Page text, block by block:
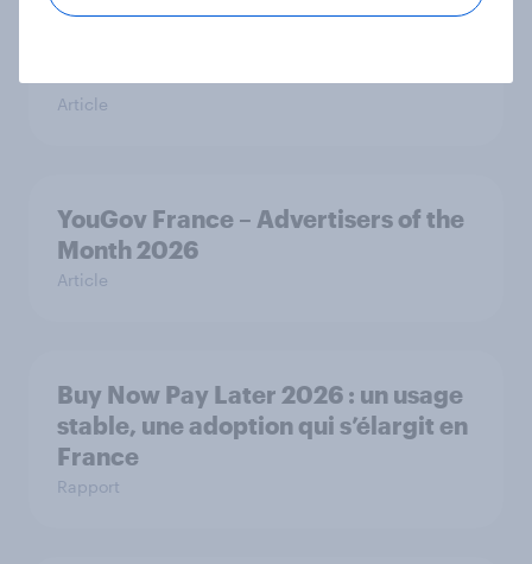
Article
YouGov France – Advertisers of the
Month 2026
Article
Buy Now Pay Later 2026 : un usage
stable, une adoption qui s’élargit en
France
Rapport